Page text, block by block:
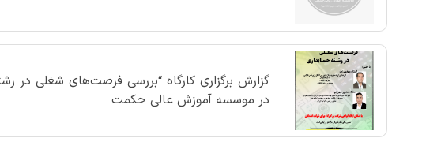
گزارش برگزاری کارگاه “بررسی فرصت‌های شغلی در
در موسسه آموزش عالی حکمت